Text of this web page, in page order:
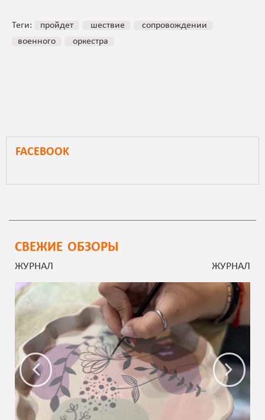
Теги: пройдет шествие
сопровождении
военного
оркестра
FACEBOOK
СВЕЖИЕ ОБЗОРЫ
ЖУРНАЛ ЖУРНАЛ